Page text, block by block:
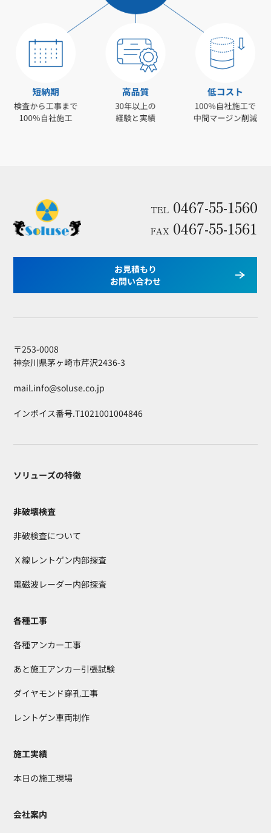
TEL 0467-55-1560
FAX 0467-55-1561
お見積もり
お問い合わせ
〒253-0008
神奈川県茅ヶ崎市芹沢2436-3
mail.info@soluse.co.jp
インボイス番号.T1021001004846
ソリューズの特徴
非破壊検査
非破検査について
Ｘ線レントゲン内部探査
電磁波レーダー内部探査
各種工事
各種アンカー工事
あと施工アンカー引張試験
ダイヤモンド穿孔工事
レントゲン車両制作
施工実績
本日の施工現場
会社案内